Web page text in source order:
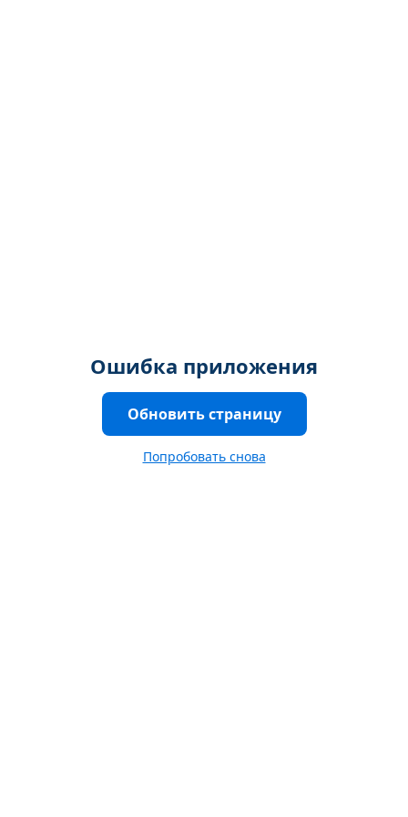
Ошибка приложения
Обновить страницу
Попробовать снова